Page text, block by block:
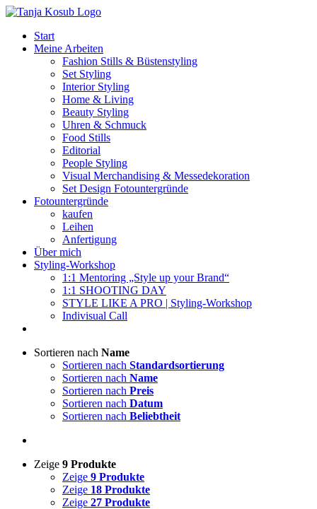
Zum
springenStart
Meine Arbeiten
Fashion Stills & Büstenstyling
Set Styling
Interior Styling
Home & Living
Beauty Styling
Uhren & Schmuck
Food Stills
Editorial
People Styling
Visual Merchandising & Messedekoration
Set Design Fotountergründe
Fotountergründe
kaufen
Leihen
Anfertigung
Über mich
Styling-Workshop
1:1 Mentoring „Style up your Brand“
1:1 SHOOTING DAY
STYLE LIKE A PRO | Styling-Workshop
Indivisual Call
Sortieren nach Name
Sortieren nach Standardsortierung
Sortieren nach Name
Sortieren nach Preis
Sortieren nach Datum
Sortieren nach Beliebtheit
Zeige 9 Produkte
Zeige 9 Produkte
Zeige 18 Produkte
Zeige 27 Produkte